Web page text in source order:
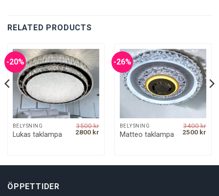
RELATED PRODUCTS
-20%
BELYSNING
Lukas taklampa
3500kr
Original
2800 kr Current
-26%
BELYSNING
Matteo taklampa
3400kr
Original
2500 kr
ÖPPETTIDER